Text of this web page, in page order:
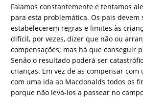
Falamos constantemente e tentamos
para esta problemática. Os pais devem
estabelecerem regras e limites às
difícil, por vezes, dizer que não ou
compensações; mas há que conseguir
Senão o resultado poderá ser
crianças. Em vez de as compensar com
com uma ida ao Macdonalds todos os
porque não levá-los a passear no